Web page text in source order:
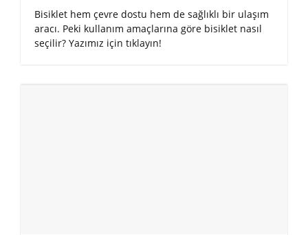
Bisiklet hem çevre dostu hem de sağlıklı bir ulaşım
aracı. Peki kullanım amaçlarına göre bisiklet nasıl
seçilir? Yazımız için tıklayın!